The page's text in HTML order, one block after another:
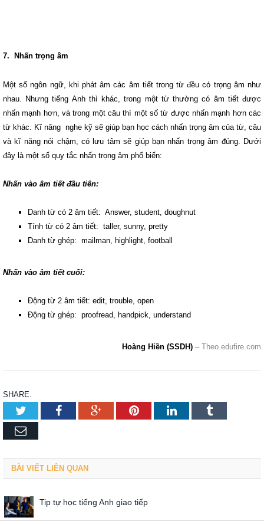
7. Nhấn trọng âm
Một số ngôn ngữ, khi phát âm các âm tiết trong từ đều có trọng âm như
nhau. Nhưng tiếng Anh thì khác, trong một từ thường có âm tiết được
nhấn mạnh hơn, và trong một câu thì một số từ được nhấn mạnh hơn các
từ khác. Kĩ năng nghe kỹ sẽ giúp bạn học cách nhấn trọng âm của từ, câu
và kĩ năng nói chậm, có lưu tâm sẽ giúp bạn nhấn trọng âm đúng. Dưới
đây là một số quy tắc nhấn trọng âm phổ biến:
Nhấn vào âm tiết đầu tiên:
Danh từ có 2 âm tiết: Answer, student, doughnut
Tính từ có 2 âm tiết: taller, sunny, pretty
Danh từ ghép: mailman, highlight, football
Nhấn vào âm tiết cuối:
Động từ 2 âm tiết: edit, trouble, open
Động từ ghép: proofread, handpick, understand
Hoàng Hiền (SSDH) – Theo edufire.com
SHARE.
TwitterFacebookGoogle+PinterestLinkedInTumblr
Email
BÀI VIẾT LIÊN QUAN
Tip tự học tiếng Anh giao tiếp